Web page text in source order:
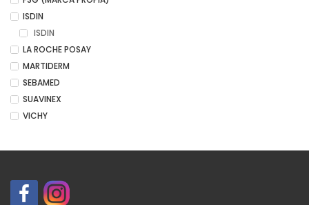
ISDIN
ISDIN
LA ROCHE POSAY
MARTIDERM
SEBAMED
SUAVINEX
VICHY